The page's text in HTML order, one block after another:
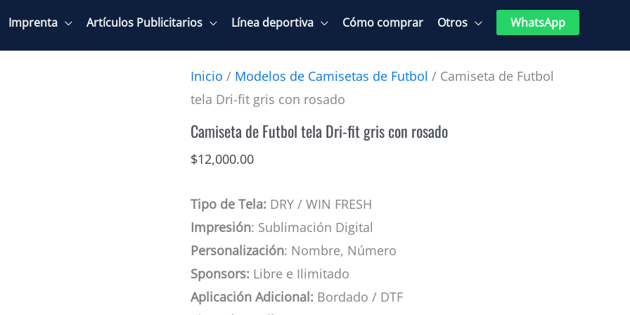
Imprenta Artículos Publicitarios Línea deportiva Cómo comprar Otros WhatsApp
Inicio / Modelos de Camisetas de Futbol / Camiseta de Futbol
tela Dri-fit gris con rosado
Camiseta de Futbol tela Dri-fit gris con rosado
$12,000.00
Tipo de Tela: DRY / WIN FRESH
Impresión: Sublimación Digital
Personalización: Nombre, Número
Sponsors: Libre e Ilimitado
Aplicación Adicional: Bordado / DTF